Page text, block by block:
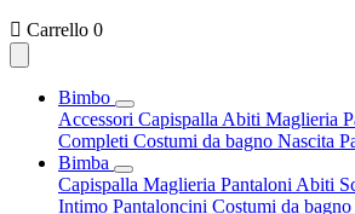
 Carrello 0
Bimbo
Accessori Capispalla Abiti Maglieria
Completi Costumi da bagno Nascita
Bimba
Capispalla Maglieria Pantaloni Abiti
Intimo Pantaloncini Costumi da bagno